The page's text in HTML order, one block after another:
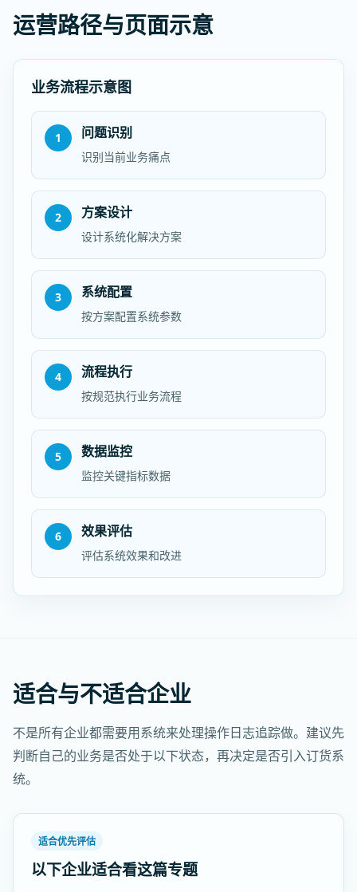
运营路径与页面示意
业务流程示意图
1 问题识别
识别当前业务痛点
2 方案设计
设计系统化解决方案
3 系统配置
按方案配置系统参数
4 流程执行
按规范执行业务流程
5 数据监控
监控关键指标数据
6 效果评估
评估系统效果和改进
适合与不适合企业
不是所有企业都需要用系统来处理操作日志追踪做。建议先
判断自己的业务是否处于以下状态，再决定是否引入订货系
统。
适合优先评估
以下企业适合看这篇专题